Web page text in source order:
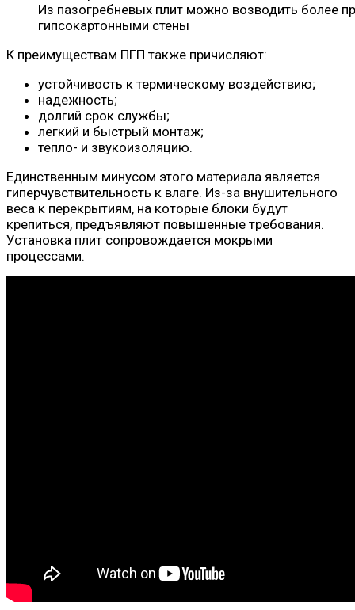
Из пазогребневых плит можно возводить более
гипсокартонными стены
К преимуществам ПГП также причисляют:
устойчивость к термическому воздействию;
надежность;
долгий срок службы;
легкий и быстрый монтаж;
тепло- и звукоизоляцию.
Единственным минусом этого материала является
гиперчувствительность к влаге. Из-за внушительного
веса к перекрытиям, на которые блоки будут
крепиться, предъявляют повышенные требования.
Установка плит сопровождается мокрыми
процессами.